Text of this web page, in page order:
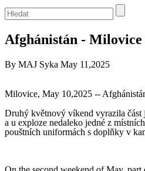
Afghánistán - Milovice
By MAJ Syka May 11,2025
Milovice, May 10,2025 --
Druhý květnový víkend vyrazila
a u exploze nedaleko jedné z
pouštních uniformách s doplňky v